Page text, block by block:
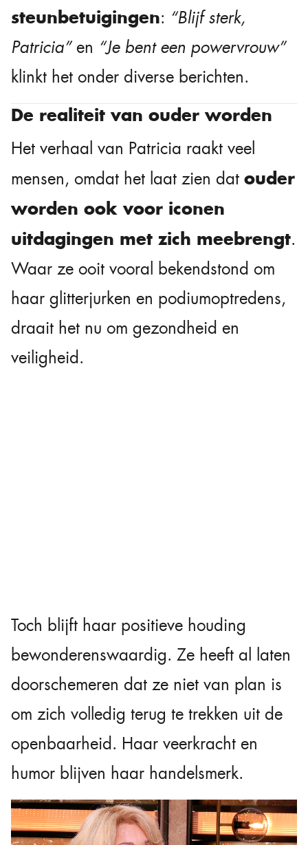
steunbetuigingen: “Blijf sterk,
Patricia”en “Je bent een powervrouw”
klinkt het onder diverse berichten.
De realiteit van ouder worden
Het verhaal van Patricia raakt veel
mensen, omdat het laat zien dat ouder
worden ook voor iconen
uitdagingen met zich meebrengt.
Waar ze ooit vooral bekendstond om
haar glitterjurken en podiumoptredens,
draait het nu om gezondheid en
veiligheid.
Toch blijft haar positieve houding
bewonderenswaardig. Ze heeft al laten
doorschemeren dat ze niet van plan is
om zich volledig terug te trekken uit de
openbaarheid. Haar veerkracht en
humor blijven haar handelsmerk.